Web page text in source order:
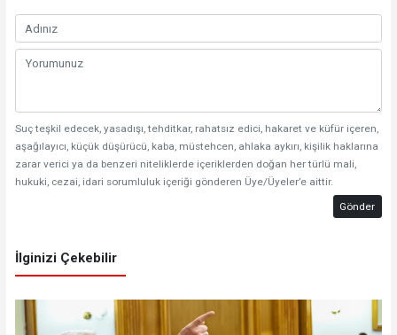
Suç teşkil edecek, yasadışı, tehditkar, rahatsız edici, hakaret ve küfür içeren,
aşağılayıcı, küçük düşürücü, kaba, müstehcen, ahlaka aykırı, kişilik haklarına
zarar verici ya da benzeri niteliklerde içeriklerden doğan her türlü mali,
hukuki, cezai, idari sorumluluk içeriği gönderen Üye/Üyeler’e aittir.
Gönder
İlginizi Çekebilir